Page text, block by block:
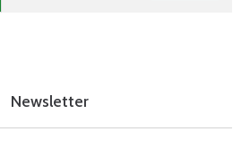
Newsletter